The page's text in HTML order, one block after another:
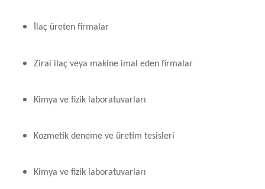
İlaç üreten firmalar
Zirai ilaç veya makine imal eden firmalar
Kimya ve fizik laboratuvarları
Kozmetik deneme ve üretim tesisleri
Kimya ve fizik laboratuvarları